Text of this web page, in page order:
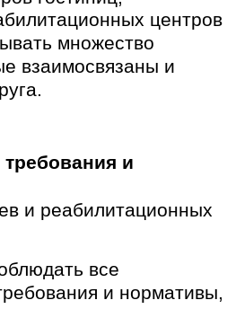
эргономичным
посетителей,
проходов,
элементов,
и